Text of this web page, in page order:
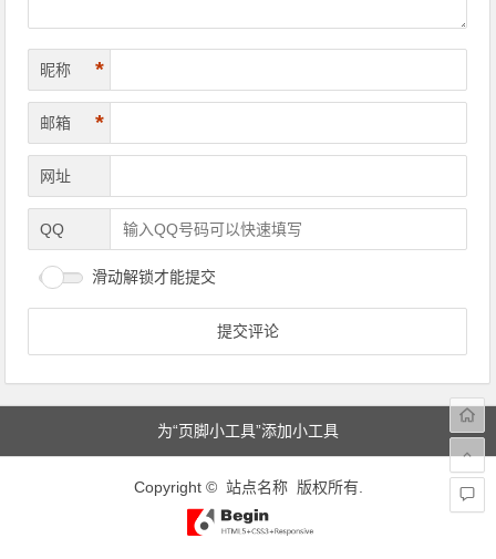
昵称 *
邮箱 *
网址
QQ
滑动解锁才能提交
为“页脚小工具”添加小工具
Copyright © 站点名称 版权所有.